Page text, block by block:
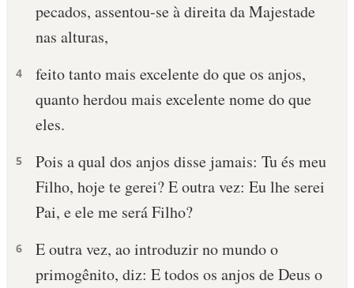
pecados, assentou-se à direita da Majestade
nas alturas,
4
feito tanto mais excelente do que os anjos,
quanto herdou mais excelente nome do que
eles.
5
Pois a qual dos anjos disse jamais: Tu és meu
Filho, hoje te gerei? E outra vez: Eu lhe serei
Pai, e ele me será Filho?
6
E outra vez, ao introduzir no mundo o
primogênito, diz: E todos os anjos de Deus o